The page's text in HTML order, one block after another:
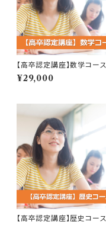
【高卒認定講座】数学コース
¥29,000
【高卒認定講座】歴史コース